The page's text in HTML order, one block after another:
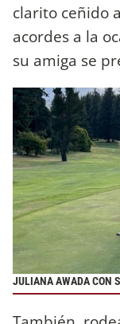
clarito ceñido
acordes a la
su amiga se
JULIANA AWADA CON